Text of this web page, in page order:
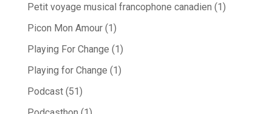
Petit voyage musical francophone canadien (1)
Picon Mon Amour(1)
Playing For Change (1)
Playing for Change (1)
Podcast(51)